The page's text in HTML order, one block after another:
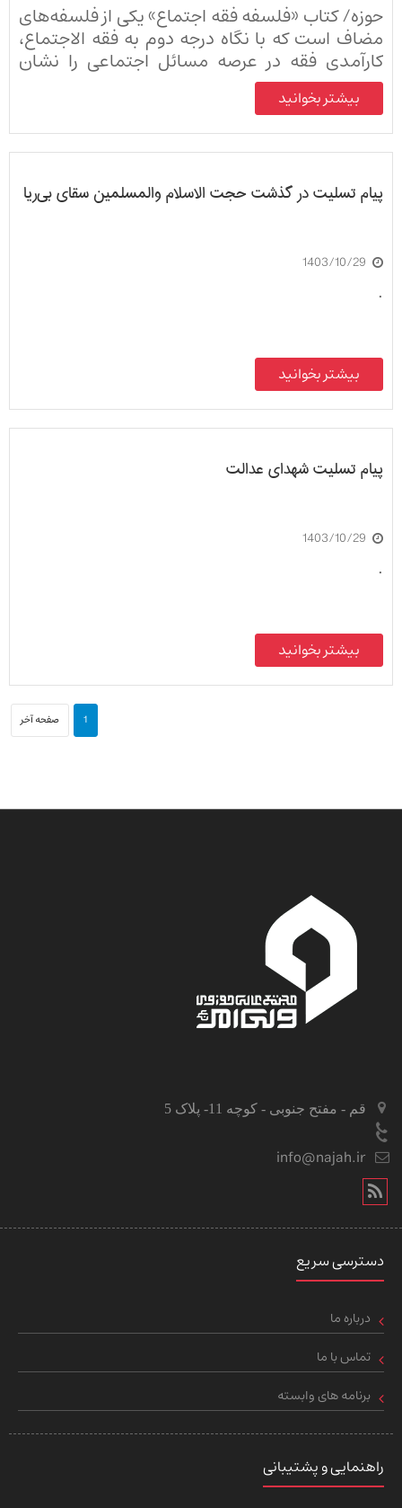
حوزه/ کتاب «فلسفه فقه اجتماع» یکی از فلسفه‌های
مضاف است که با نگاه درجه دوم به فقه الاجتماع،
کارآمدی فقه در عرصه مسائل اجتماعی را نشان
می‌دهد.
بیشتر بخوانید
پیام تسلیت در گذشت حجت الاسلام والمسلمین سقای بی‌ریا
1403/10/29
.
بیشتر بخوانید
پیام تسلیت شهدای عدالت
1403/10/29
.
بیشتر بخوانید
1 صفحه آخر
قم - مفتح جنوبی - کوچه 11- پلاک 5
info@najah.ir
دسترسی سریع
درباره ما
تماس با ما
برنامه های وابسته
راهنمایی و پشتیبانی